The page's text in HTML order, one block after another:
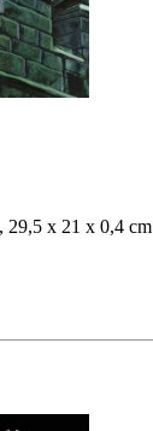
29,5 x 21 x 0,4 cm